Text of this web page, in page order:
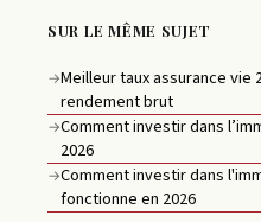
SUR LE MÊME SUJET
→Meilleur taux assurance vie
rendement brut
→Comment investir dans
2026
→Comment investir dans
fonctionne en 2026